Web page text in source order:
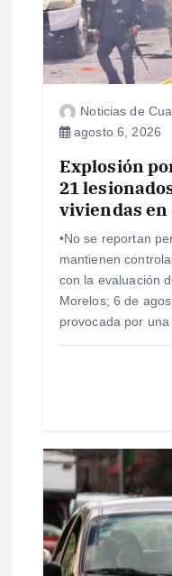
n
d
a
s
Noticias de
agosto 6, 2026
Explosión
21
viviendas en
•No se reportan
mantienen
con la evaluación
Morelos; 6 de
provocada por una